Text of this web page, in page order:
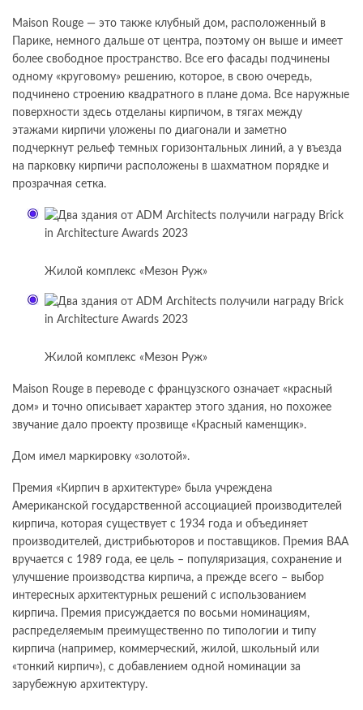
Maison Rouge — это также клубный дом, расположенный в
Парике, немного дальше от центра, поэтому он выше и имеет
более свободное пространство. Все его фасады подчинены
одному «круговому» решению, которое, в свою очередь,
подчинено строению квадратного в плане дома. Все наружные
поверхности здесь отделаны кирпичом, в тягах между
этажами кирпичи уложены по диагонали и заметно
подчеркнут рельеф темных горизонтальных линий, а у въезда
на парковку кирпичи расположены в шахматном порядке и
прозрачная сетка.
Жилой комплекс «Мезон Руж»
Жилой комплекс «Мезон Руж»
Maison Rouge в переводе с французского означает «красный
дом» и точно описывает характер этого здания, но похожее
звучание дало проекту прозвище «Красный каменщик».
Дом имел маркировку «золотой».
Премия «Кирпич в архитектуре» была учреждена
Американской государственной ассоциацией производителей
кирпича, которая существует с 1934 года и объединяет
производителей, дистрибьюторов и поставщиков. Премия BAA
вручается с 1989 года, ее цель – популяризация, сохранение и
улучшение производства кирпича, а прежде всего – выбор
интересных архитектурных решений с использованием
кирпича. Премия присуждается по восьми номинациям,
распределяемым преимущественно по типологии и типу
кирпича (например, коммерческий, жилой, школьный или
«тонкий кирпич»), с добавлением одной номинации за
зарубежную архитектуру.